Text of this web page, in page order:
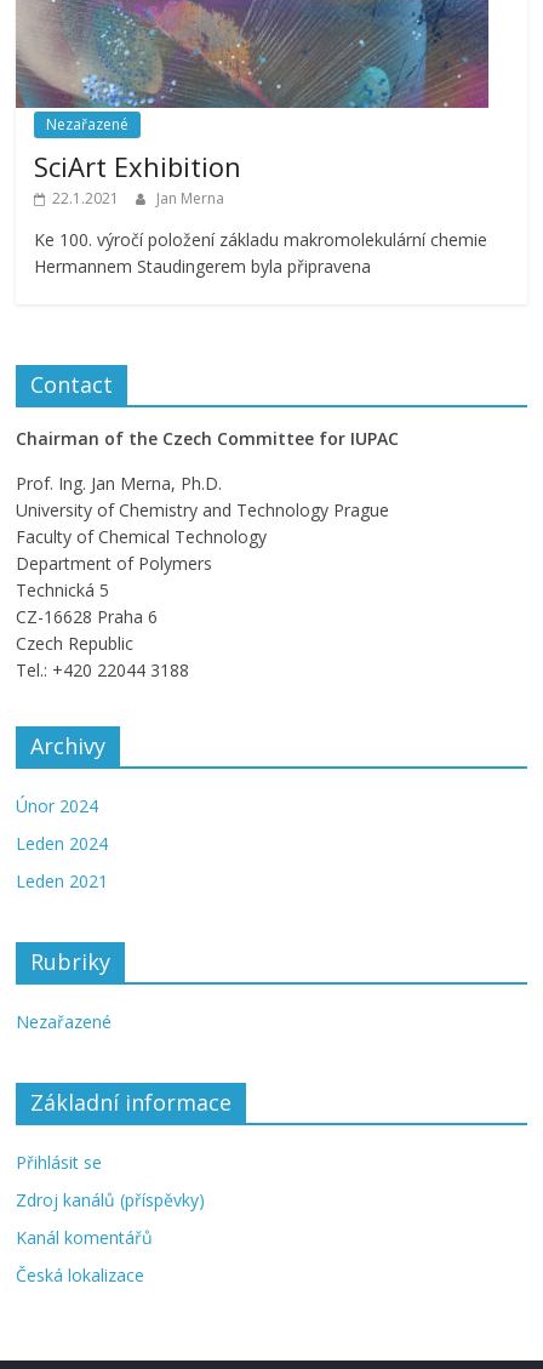
Nezařazené
SciArt Exhibition
22.1.2021 Jan Merna
Ke 100. výročí položení základu makromolekulární chemie
Hermannem Staudingerem byla připravena
Contact
Chairman of the Czech Committee for IUPAC
Prof. Ing. Jan Merna, Ph.D.
University of Chemistry and Technology Prague
Faculty of Chemical Technology
Department of Polymers
Technická 5
CZ-16628 Praha 6
Czech Republic
Tel.: +420 22044 3188
Archivy
Únor 2024
Leden 2024
Leden 2021
Rubriky
Nezařazené
Základní informace
Přihlásit se
Zdroj kanálů (příspěvky)
Kanál komentářů
Česká lokalizace